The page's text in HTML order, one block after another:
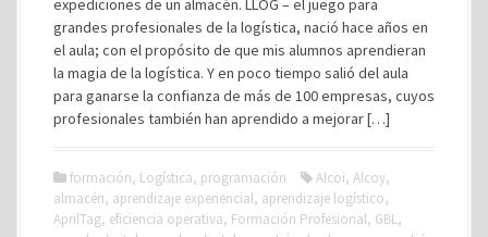
expediciones de un almacén. LLOG – el juego para
grandes profesionales de la logística, nació hace años en
el aula; con el propósito de que mis alumnos aprendieran
la magia de la logística. Y en poco tiempo salió del aula
para ganarse la confianza de más de 100 empresas, cuyos
profesionales también han aprendido a mejorar […]
formación, Logística, programación Alcoi, Alcoy,
almacén, aprendizaje experiencial, aprendizaje logístico,
AprilTag, eficiencia operativa, Formación Profesional, GBL,